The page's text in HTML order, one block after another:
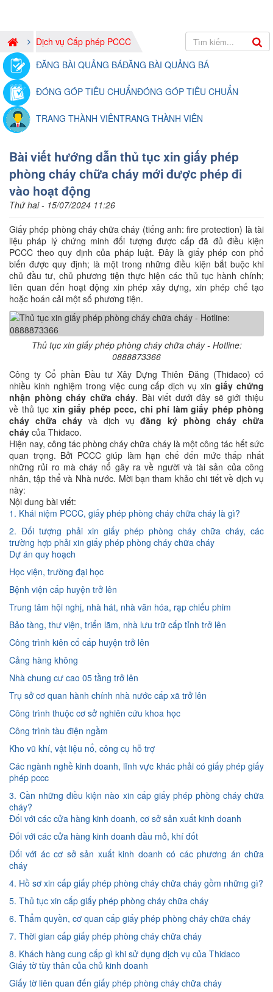
Dịch vụ Cấp phép PCCC
ĐĂNG BÀI QUẢNG BÁĐĂNG BÀI QUẢNG BÁ
ĐÓNG GÓP TIÊU CHUẨNĐÓNG GÓP TIÊU CHUẨN
TRANG THÀNH VIÊNTRANG THÀNH VIÊN
Bài viết hướng dẫn thủ tục xin giấy phép
phòng cháy chữa cháy mới được phép đi
vào hoạt động
Thứ hai - 15/07/2024 11:26
Giấy phép phòng cháy chữa cháy (tiếng anh: fire protection) là tài
liệu pháp lý chứng minh đối tượng được cấp đã đủ điều kiện
PCCC theo quy định của pháp luật. Đây là giấy phép con phổ
biến được quy định; là một trong những điều kiện bắt buộc khi
chủ đầu tư, chủ phương tiện thực hiện các thủ tục hành chính;
liên quan đến hoạt động xin phép xây dựng, xin phép chế tạo
hoặc hoán cải một số phương tiện.
Thủ tục xin giấy phép phòng cháy chữa cháy - Hotline:
0888873366
Công ty Cổ phần Đầu tư Xây Dựng Thiên Đăng (Thidaco) có
nhiều kinh nghiệm trong việc cung cấp dịch vụ xingiấy chứng
nhận phòng cháy chữa cháy. Bài viết dưới đây sẽ giới thiệu
về thủ tục xin giấy phép pccc, chi phí làm giấy phép phòng
cháy chữa cháy và dịch vụđăng ký phòng cháy chữa
cháy của Thidaco.
Hiện nay, công tác phòng cháy chữa cháy là một công tác hết sức
quan trọng. Bởi PCCC giúp làm hạn chế đến mức thấp nhất
những rủi ro mà cháy nổ gây ra về người và tài sản của công
nhân, tập thể và Nhà nước. Mời bạn tham khảo chi tiết về dịch vụ
này:
Nội dung bài viết:
1. Khái niệm PCCC, giấy phép phòng cháy chữa cháy là gì?
2. Đối tượng phải xin giấy phép phòng cháy chữa cháy, các
trường hợp phải xin giấy phép phòng cháy chữa cháy
Dự án quy hoạch
Học viện, trường đại học
Bệnh viện cấp huyện trở lên
Trung tâm hội nghị, nhà hát, nhà văn hóa, rạp chiếu phim
Bảo tàng, thư viện, triển lãm, nhà lưu trữ cấp tỉnh trở lên
Công trình kiên cố cấp huyện trở lên
Cảng hàng không
Nhà chung cư cao 05 tầng trở lên
Trụ sở cơ quan hành chính nhà nước cấp xã trở lên
Công trình thuộc cơ sở nghiên cứu khoa học
Công trình tàu điện ngầm
Kho vũ khí, vật liệu nổ, công cụ hỗ trợ
Các ngành nghề kinh doanh, lĩnh vực khác phải có giấy phép giấy
phép pccc
3. Cần những điều kiện nào xin cấp giấy phép phòng cháy chữa
cháy?
Đối với các cửa hàng kinh doanh, cơ sở sản xuất kinh doanh
Đối với các cửa hàng kinh doanh dầu mỏ, khí đốt
Đối với ác cơ sở sản xuất kinh doanh có các phương án chữa
cháy
4. Hồ sơ xin cấp giấy phép phòng cháy chữa cháy gồm những gì?
5. Thủ tục xin cấp giấy phép phòng cháy chữa cháy
6. Thẩm quyền, cơ quan cấp giấy phép phòng cháy chữa cháy
7. Thời gian cấp giấy phép phòng cháy chữa cháy
8. Khách hàng cung cấp gì khi sử dụng dịch vụ của Thidaco
Giấy tờ tùy thân của chủ kinh doanh
Giấy tờ liên quan đến giấy phép phòng cháy chữa cháy